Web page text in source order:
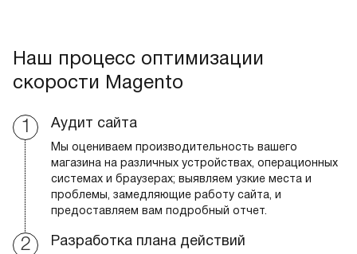
Наш процесс оптимизации
скорости Magento
Аудит сайта
Мы оцениваем производительность вашего
магазина на различных устройствах, операционных
системах и браузерах; выявляем узкие места и
проблемы, замедляющие работу сайта, и
предоставляем вам подробный отчет.
Разработка плана действий